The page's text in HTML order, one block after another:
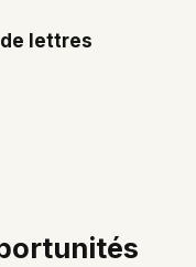
lettres